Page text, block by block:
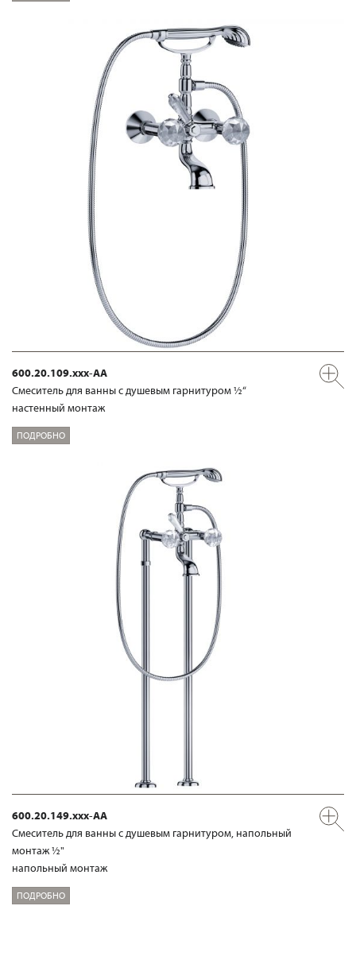
600.20.109.xxx-AA
Смеситель для ванны с душевым гарнитуром ½“
настенный монтаж
ПОДРОБНО
600.20.149.xxx-AA
Смеситель для ванны с душевым гарнитуром, напольный
монтаж ½"
напольный монтаж
ПОДРОБНО